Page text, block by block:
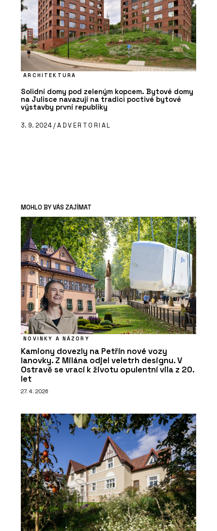
ARCHITEKTURA
Solidní domy pod zeleným kopcem. Bytové domy
na Julisce navazují na tradici poctivé bytové
výstavby první republiky
3. 9. 2024 /ADVERTORIAL
MOHLO BY VÁS ZAJÍMAT
NOVINKY A NÁZORY
Kamiony dovezly na Petřín nové vozy
lanovky. Z Milána odjel veletrh designu. V
Ostravě se vrací k životu opulentní vila z 20.
let
27. 4. 2026